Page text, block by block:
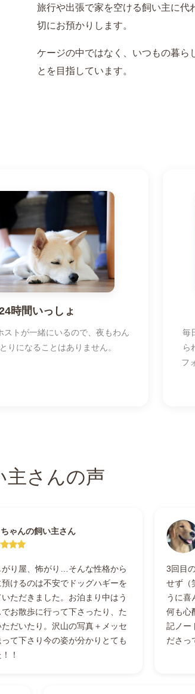
旅行や出張で家を空ける飼い主に代
切にお預かりします。
ケージの中ではなく、いつもの暮ら
とを目指しています。
時間いっしょ
ストが一緒にいるので、夜もわん
りになることはありません。
毎
ら
フ
主さんの声
ゃんの飼い主さん
がり屋、怖がり…そんな性格から
けるのは不安でドッグハギーを
ただきました。お泊まり中はう
お散歩に行って下さったり、た
ただいたり。沢山の写真＋メッセ
て下さり今の姿が分かりとても
！
3回目
せず（
うに喜
何も心
記ノー
ださっ